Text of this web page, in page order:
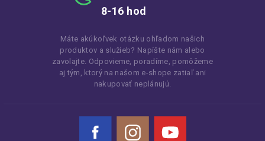
8-16 hod
Máte akúkoľvek otázku ohľadom našich
produktov a služieb? Napíšte nám alebo
zavolajte. Odpovieme, poradíme, pomôžeme
aj tým, ktorý na našom e-shope zatiaľ ani
nakupovať neplánujú.
Facebook Instagram YouTube